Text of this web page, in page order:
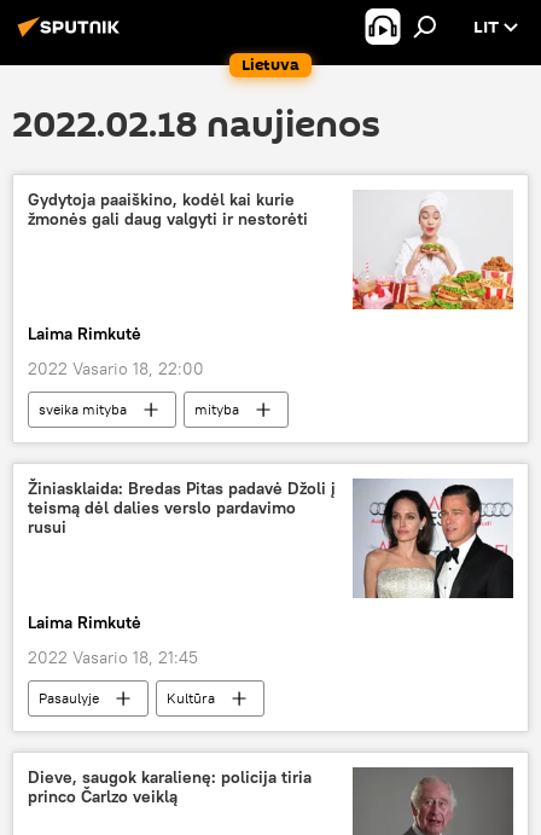
Lietuva
LIT
2022.02.18 naujienos
Gydytoja paaiškino, kodėl kai kurie
žmonės gali daug valgyti ir nestorėti
Laima Rimkutė
2022 Vasario 18, 22:00
sveika mityba
mityba
Medicina ir sveikata
antsvoris
Žiniasklaida: Bredas Pitas padavė Džoli į
teismą dėl dalies verslo pardavimo
rusui
Laima Rimkutė
2022 Vasario 18, 21:45
Pasaulyje
Kultūra
Bredas Pitas (Brad Pitt)
JAV
Prancūzija
Dieve, saugok karalienę: policija tiria
princo Čarlzo veiklą